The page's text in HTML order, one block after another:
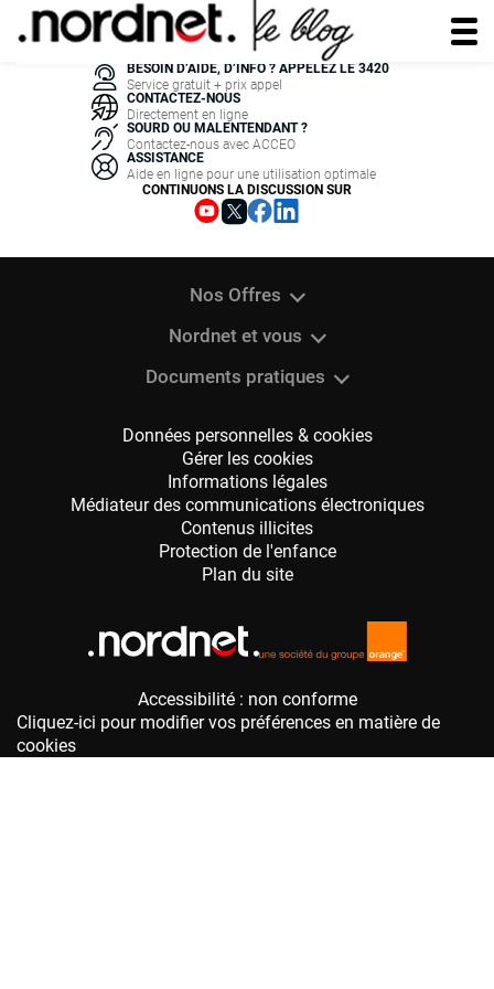
Accessibilité : non conforme
Cliquez-ici pour modifier vos préférences en matière de
cookies